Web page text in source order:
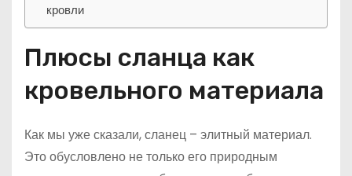
кровли
Плюсы сланца как
кровельного материала
Как мы уже сказали, сланец – элитный материал.
Это обусловлено не только его природным